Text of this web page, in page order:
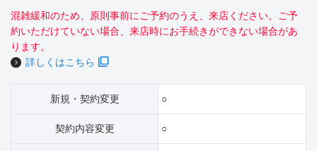
混雑緩和のため、原則事前にご予約のうえ、来店ください。ご予
約いただけていない場合、来店時にお手続きができない場合があ
ります。
詳しくはこちら
新規・契約変更 ○
契約内容変更 ○